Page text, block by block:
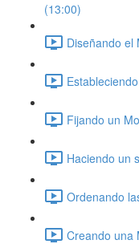
(13:00)
Diseñando el
Fijando un
Haciendo un
Ordenando
Creando una